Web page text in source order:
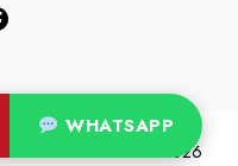
© Suomen Sisustustakka 2026
WHATSAPP